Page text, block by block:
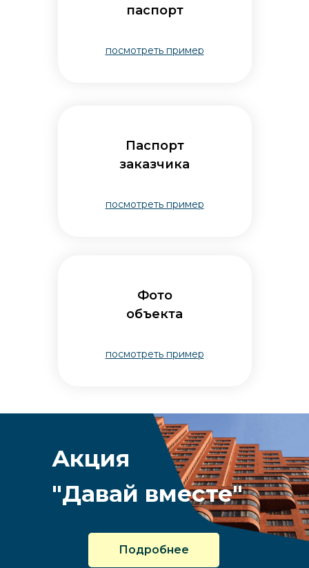
паспорт
Фото
объекта
посмотреть пример
посмотреть пример
Паспорт
заказчика
посмотреть пример
Подробнее
Акция
"Давай вместе"